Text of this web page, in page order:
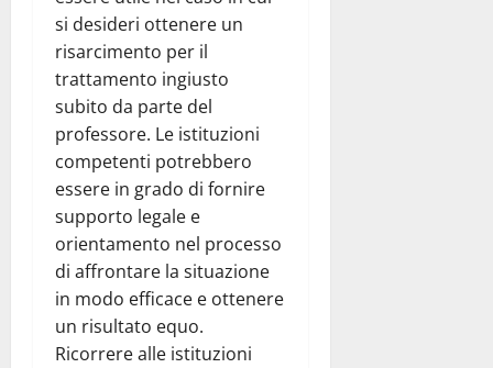
si desideri ottenere un
risarcimento per il
trattamento ingiusto
subito da parte del
professore. Le istituzioni
competenti potrebbero
essere in grado di fornire
supporto legale e
orientamento nel processo
di affrontare la situazione
in modo efficace e ottenere
un risultato equo.
Ricorrere alle istituzioni